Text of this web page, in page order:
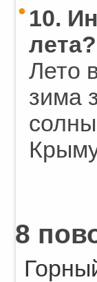
10.
лета?
Лето
зима
8